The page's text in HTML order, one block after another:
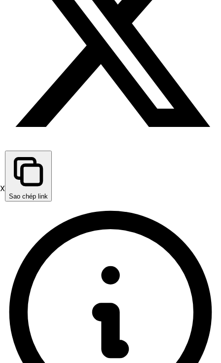
X
Sao chép link